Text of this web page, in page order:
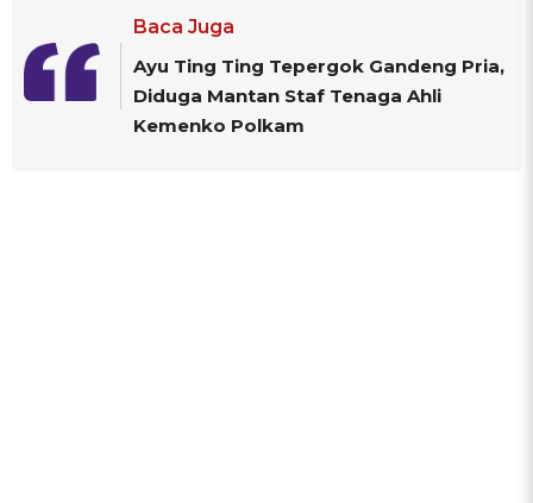
Baca Juga
Ayu Ting Ting Tepergok Gandeng Pria,
Diduga Mantan Staf Tenaga Ahli
Kemenko Polkam